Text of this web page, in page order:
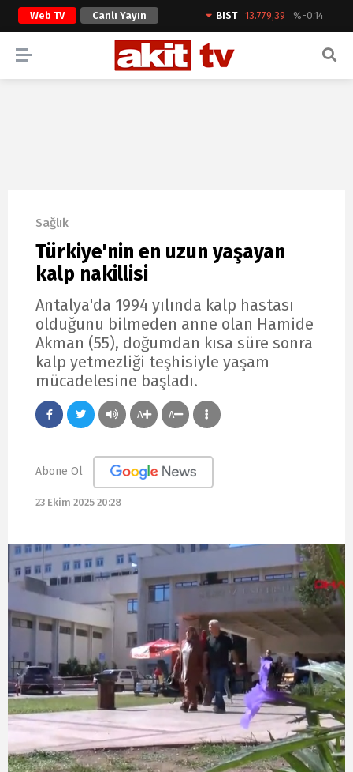
Web TV Canlı Yayın BIST 13.779,39 %-0.14
ARAMA YAP
Sağlık
Türkiye'nin en uzun yaşayan
kalp nakillisi
Antalya'da 1994 yılında kalp hastası
olduğunu bilmeden anne olan Hamide
Akman (55), doğumdan kısa süre sonra
kalp yetmezliği teşhisiyle yaşam
mücadelesine başladı.
A A
Abone Ol
23 Ekim 2025 20:28